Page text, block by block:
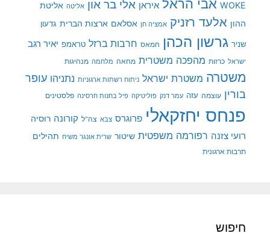
WOKE אבי הראל איראן אלי בר און אליטה אליטת
ההון אלעד רזניק אמציה חן אסלאם ארצות הברית גדעון
שניר גרשון הכהן חמאס חרבות ברזל טראמפ יאיר רגב
ישראל כרזות מהפכה משטרית מחאה מלחמה מנהיגות
משטרה משטרת ישראל ניתוח רשתות ארגוניות נתניהו עופר
בורין עוצמה עזה עמר דנק פוליטיקה פיל בחנות חרסינה פלסטינים
פנחס יחזקאלי פרוגרס צבא צה"ל קורונה רוסיה
רועי צזנה רפורמה משפטית שיטור שרית אונגר משיח תהילים
תרבות ארגונית
חיפוש